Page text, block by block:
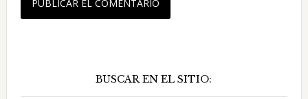
BUSCAR EN EL SITIO: